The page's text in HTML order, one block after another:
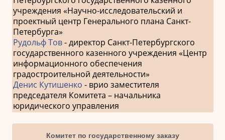
учреждения «Научно-исследовательский и
проектный центр Генерального плана Санкт-
Петербурга»
Рудольф Тов- директор Санкт-Петербургского
государственного казенного учреждения «Центр
информационного обеспечения
градостроительной деятельности»
Денис Кутишенко - врио заместителя
председателя Комитета – начальника
юридического управления
Комитет по государственному заказу